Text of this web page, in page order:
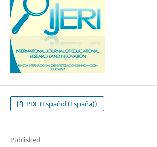
PDF (Español (España))
Published